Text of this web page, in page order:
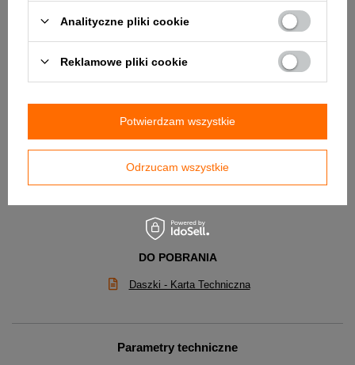
✅ W załączniku jest do pobrania Karta Techniczna
DO POBRANIA
Daszki - Karta Techniczna
Parametry techniczne
Analityczne pliki cookie
Reklamowe pliki cookie
Odrzucam wszystkie
Potwierdzam wszystkie